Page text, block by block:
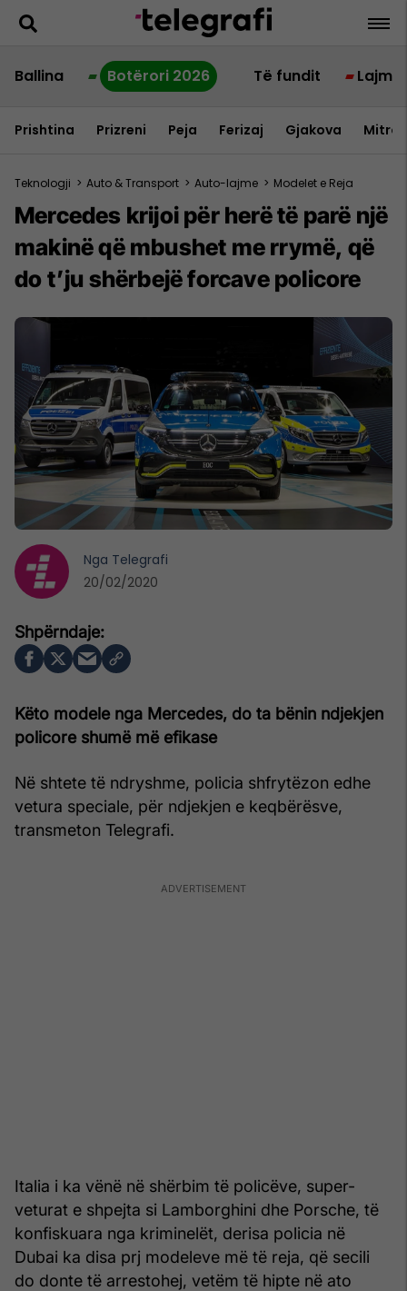
Ballina Botërori 2026 Të fundit Lajme
Prishtina Prizreni Peja Ferizaj Gjakova
Teknologji > Auto & Transport > Auto-lajme > Modelet e Reja
Mercedes krijoi për herë të parë një
makinë që mbushet me rrymë, që
do t’ju shërbejë forcave policore
Këto modele nga Mercedes, do ta bënin ndjekjen
policore shumë më efikase
Në shtete të ndryshme, policia shfrytëzon edhe
vetura speciale, për ndjekjen e keqbërësve,
transmeton Telegrafi.
Italia i ka vënë në shërbim të policëve, super-
veturat e shpejta si Lamborghini dhe Porsche, të
konfiskuara nga kriminelët, derisa policia në
Dubai ka disa prj modeleve më të reja, që secili
do donte të arrestohej, vetëm të hipte në ato
Nga Telegrafi
20/02/2020